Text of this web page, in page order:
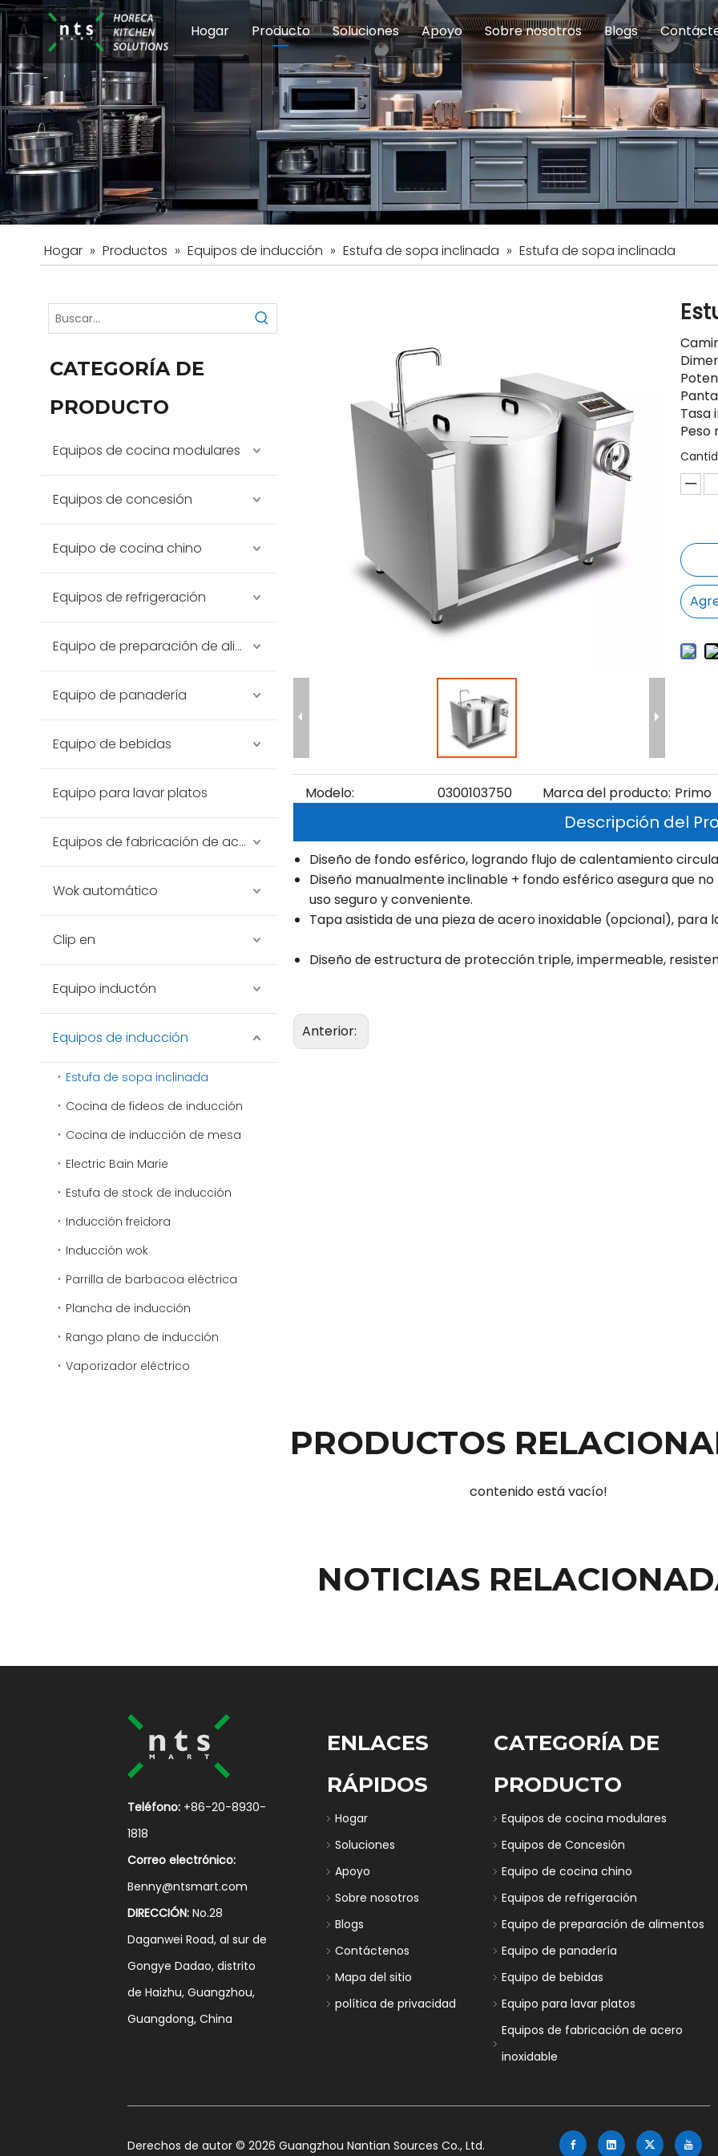
Hogar Producto
Equipos de cocina modulares Equipos de Concesión Equipo
Equipo de preparación de alimentosEquipo de panadería Equipo
Soluciones
Escuelas y educación Comedor del personal
Hoteles Restaurante y comida
Apoyo
Servicio Preguntas
Sobre nosotros
Introducción de la empresa
Blogs
Hogar » Productos » Equipos de inducción » Estufa de sopa inclinada » Estufa de sopa inclinada
CATEGORÍA DE
PRODUCTO
Equipos de cocina modulares
Equipos de concesión
Equipo de cocina chino
Equipos de refrigeración
Equipo de preparación de alimentos
Equipo de panadería
Equipo de bebidas
Equipo para lavar platos
Equipos de fabricación de acero inoxidable
Wok automático
Clip en
Equipo inductón
Equipos de inducción
Estufa de sopa inclinada
Cocina de fideos de inducción
Cocina de inducción de mesa
Electric Bain Marie
Estufa de stock de inducción
Inducción freidora
Inducción wok
Parrilla de barbacoa eléctrica
Plancha de inducción
Rango plano de inducción
Vaporizador eléctrico
Tasa
Peso
Modelo: 0300103750 Marca del producto: Primo
Descripción del
Diseño de fondo esférico, logrando flujo de calentamiento
Diseño manualmente inclinable + fondo esférico asegura que
uso seguro y conveniente.
Tapa asistida de una pieza de acero inoxidable (opcional),
Diseño de estructura de protección triple, impermeable,
Anterior:
PRODUCTOS
contenido está vacío!
NOTICIAS
Teléfono: +86-20-8930-
1818
Correo electrónico:
Benny@ntsmart.com
DIRECCIÓN: No.28
Daganwei Road, al sur de
Gongye Dadao, distrito
de Haizhu, Guangzhou,
Guangdong, China
ENLACES
RÁPIDOS
Hogar
Soluciones
Apoyo
Sobre nosotros
Blogs
Contáctenos
Mapa del sitio
política de privacidad
CATEGORÍA DE
PRODUCTO
Equipos de cocina modulares
Equipos de Concesión
Equipo de cocina chino
Equipos de refrigeración
Equipo de preparación de alimentos
Equipo de panadería
Equipo de bebidas
Equipo para lavar platos
Equipos de fabricación de acero
inoxidable
​Derechos de autor ©2026 Guangzhou Nantian Sources Co., Ltd.